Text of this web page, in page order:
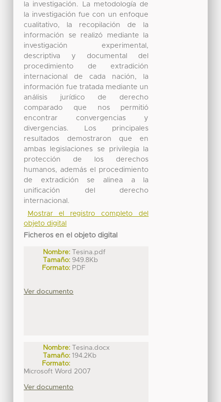
la investigación. La metodología de
la investigación fue con un enfoque
cualitativo, la recopilación de la
información se realizó mediante la
investigación experimental,
descriptiva y documental del
procedimiento de extradición
internacional de cada nación, la
información fue tratada mediante un
análisis jurídico de derecho
comparado que nos permitió
encontrar convergencias y
divergencias. Los principales
resultados demostraron que en
ambas legislaciones se privilegia la
protección de los derechos
humanos, además el procedimiento
de extradición se alinea a la
unificación del derecho
internacional.
Mostrar el registro completo del
objeto digital
Ficheros en el objeto digital
Nombre: Tesina.pdf
Tamaño: 949.8Kb
Formato: PDF
Ver documento
Nombre:
Tesina.docx
Tamaño: 194.2Kb
Formato:
Microsoft Word 2007
Ver documento